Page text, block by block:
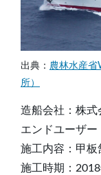
出典： 農林水産省
所）
造船会社：株式
エンドユーザー
施工内容：甲板
施工時期：